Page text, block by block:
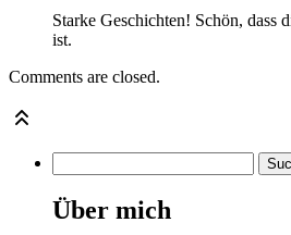
Starke Geschichten! Schön, dass
ist.
Comments are closed.
Über mich